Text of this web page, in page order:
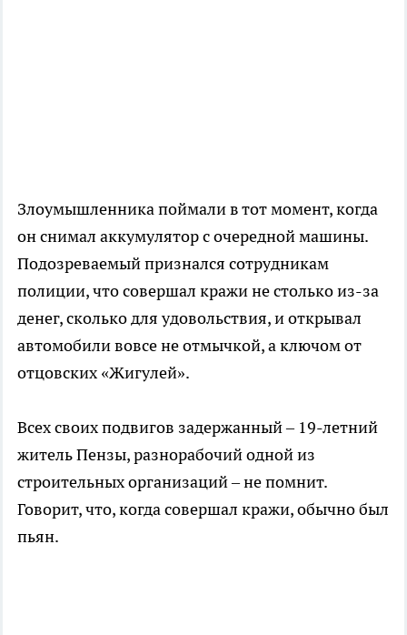
Злоумышленника поймали в тот момент, когда
он снимал аккумулятор с очередной машины.
Подозреваемый признался сотрудникам
полиции, что совершал кражи не столько из-за
денег, сколько для удовольствия, и открывал
автомобили вовсе не отмычкой, а ключом от
отцовских «Жигулей».
Всех своих подвигов задержанный – 19-летний
житель Пензы, разнорабочий одной из
строительных организаций – не помнит.
Говорит, что, когда совершал кражи, обычно был
пьян.